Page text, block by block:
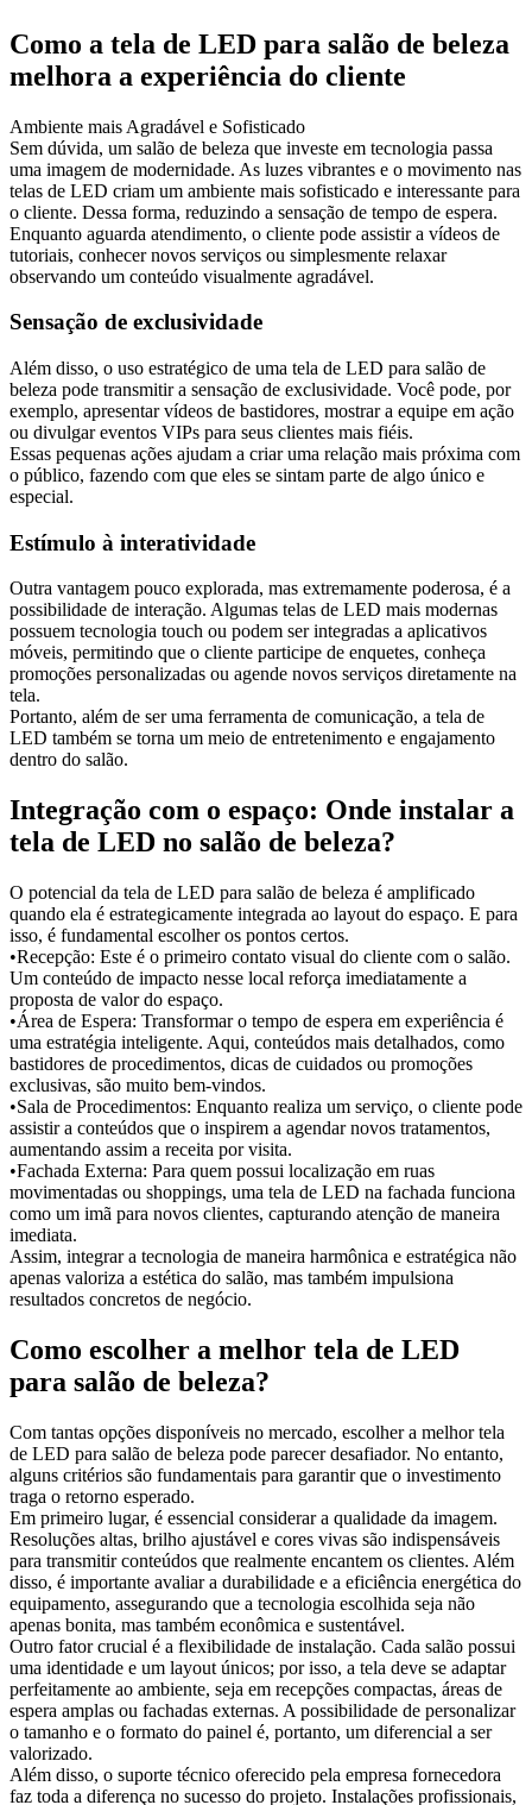
Como a tela de LED para salão de beleza
melhora a experiência do cliente
Ambiente mais Agradável e Sofisticado
Sem dúvida, um salão de beleza que investe em tecnologia passa
uma imagem de modernidade. As luzes vibrantes e o movimento nas
telas de LED criam um ambiente mais sofisticado e interessante para
o cliente. Dessa forma, reduzindo a sensação de tempo de espera.
Enquanto aguarda atendimento, o cliente pode assistir a vídeos de
tutoriais, conhecer novos serviços ou simplesmente relaxar
observando um conteúdo visualmente agradável.
Sensação de exclusividade
Além disso, o uso estratégico de uma tela de LED para salão de
beleza pode transmitir a sensação de exclusividade. Você pode, por
exemplo, apresentar vídeos de bastidores, mostrar a equipe em ação
ou divulgar eventos VIPs para seus clientes mais fiéis.
Essas pequenas ações ajudam a criar uma relação mais próxima com
o público, fazendo com que eles se sintam parte de algo único e
especial.
Estímulo à interatividade
Outra vantagem pouco explorada, mas extremamente poderosa, é a
possibilidade de interação. Algumas telas de LED mais modernas
possuem tecnologia touch ou podem ser integradas a aplicativos
móveis, permitindo que o cliente participe de enquetes, conheça
promoções personalizadas ou agende novos serviços diretamente na
tela.
Portanto, além de ser uma ferramenta de comunicação, a tela de
LED também se torna um meio de entretenimento e engajamento
dentro do salão.
Integração com o espaço: Onde instalar a
tela de LED no salão de beleza?
O potencial da tela de LED para salão de beleza é amplificado
quando ela é estrategicamente integrada ao layout do espaço. E para
isso, é fundamental escolher os pontos certos.
•Recepção: Este é o primeiro contato visual do cliente com o salão.
Um conteúdo de impacto nesse local reforça imediatamente a
proposta de valor do espaço.
•Área de Espera: Transformar o tempo de espera em experiência é
uma estratégia inteligente. Aqui, conteúdos mais detalhados, como
bastidores de procedimentos, dicas de cuidados ou promoções
exclusivas, são muito bem-vindos.
•Sala de Procedimentos: Enquanto realiza um serviço, o cliente pode
assistir a conteúdos que o inspirem a agendar novos tratamentos,
aumentando assim a receita por visita.
•Fachada Externa: Para quem possui localização em ruas
movimentadas ou shoppings, uma tela de LED na fachada funciona
como um imã para novos clientes, capturando atenção de maneira
imediata.
Assim, integrar a tecnologia de maneira harmônica e estratégica não
apenas valoriza a estética do salão, mas também impulsiona
resultados concretos de negócio.
Como escolher a melhor tela de LED
para salão de beleza?
Com tantas opções disponíveis no mercado, escolher a melhor tela
de LED para salão de beleza pode parecer desafiador. No entanto,
alguns critérios são fundamentais para garantir que o investimento
traga o retorno esperado.
Em primeiro lugar, é essencial considerar a qualidade da imagem.
Resoluções altas, brilho ajustável e cores vivas são indispensáveis
para transmitir conteúdos que realmente encantem os clientes. Além
disso, é importante avaliar a durabilidade e a eficiência energética do
equipamento, assegurando que a tecnologia escolhida seja não
apenas bonita, mas também econômica e sustentável.
Outro fator crucial é a flexibilidade de instalação. Cada salão possui
uma identidade e um layout únicos; por isso, a tela deve se adaptar
perfeitamente ao ambiente, seja em recepções compactas, áreas de
espera amplas ou fachadas externas. A possibilidade de personalizar
o tamanho e o formato do painel é, portanto, um diferencial a ser
valorizado.
Além disso, o suporte técnico oferecido pela empresa fornecedora
faz toda a diferença no sucesso do projeto. Instalações profissionais,